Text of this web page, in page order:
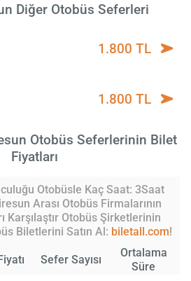
Diğer Otobüs Seferleri
1.800 TL
1.800 TL
Otobüs Seferlerinin Bilet
Fiyatları
Otobüsle Kaç Saat: 3Saat
Arası Otobüs Firmalarının
Karşılaştır Otobüs Şirketlerinin
Biletlerini Satın Al: biletall.com!
Sefer Sayısı
Ortalama
Süre